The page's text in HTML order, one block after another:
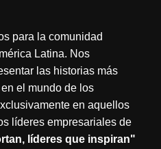
para la comunidad
Latina. Nos
las historias más
el mundo de los
en aquellos
líderes empresariales de
líderes que inspiran"